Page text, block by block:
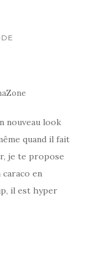
nouveau look
quand il fait
je te propose
caraco en
il est hyper